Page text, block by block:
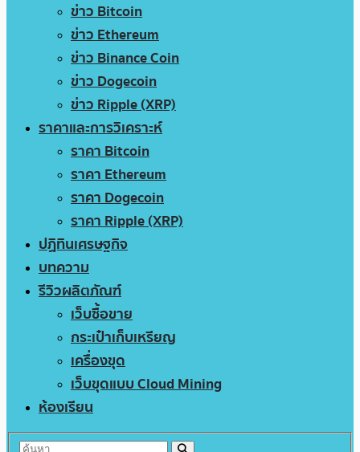
ข่าว Bitcoin
ข่าว Ethereum
ข่าว Binance Coin
ข่าว Dogecoin
ข่าว Ripple (XRP)
ราคาและการวิเคราะห์
ราคา Bitcoin
ราคา Ethereum
ราคา Dogecoin
ราคา Ripple (XRP)
ปฏิทินเศรษฐกิจ
บทความ
รีวิวผลิตภัณฑ์
เว็บซื้อขาย
กระเป๋าเก็บเหรียญ
เครื่องขุด
เว็บขุดแบบ Cloud Mining
ห้องเรียน